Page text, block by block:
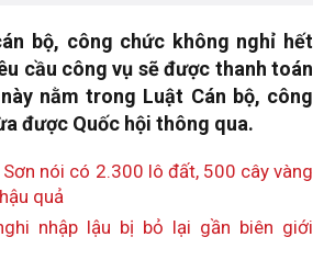
bộ, công chức không nghỉ hết
cầu công vụ sẽ được thanh toán
nằm trong Luật Cán bộ, công
được Quốc hội thông qua.
Sơn nói có 2.300 lô đất, 500 cây vàng
quả
nhập lậu bị bỏ lại gần biên giới